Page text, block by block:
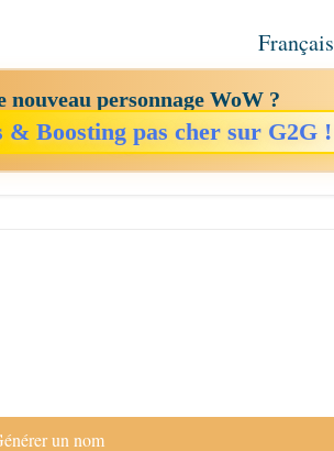
Français
nouveau personnage WoW ?
& Boosting pas cher sur G2G !